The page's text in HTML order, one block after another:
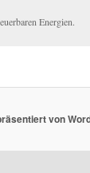
Energien.
von